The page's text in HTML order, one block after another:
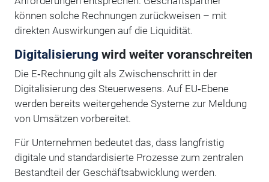
können solche Rechnungen zurückweisen – mit
direkten Auswirkungen auf die Liquidität.
Digitalisierung wird weiter voranschreiten
Die E‑Rechnung gilt als Zwischenschritt in der
Digitalisierung des Steuerwesens. Auf EU‑Ebene
werden bereits weitergehende Systeme zur Meldung
von Umsätzen vorbereitet.
Für Unternehmen bedeutet das, dass langfristig
digitale und standardisierte Prozesse zum zentralen
Bestandteil der Geschäftsabwicklung werden.